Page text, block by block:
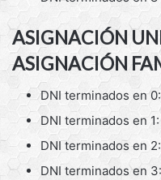
ASIGNACIÓN
ASIGNACIÓN
DNI terminados en
DNI terminados en
DNI terminados en
DNI terminados en